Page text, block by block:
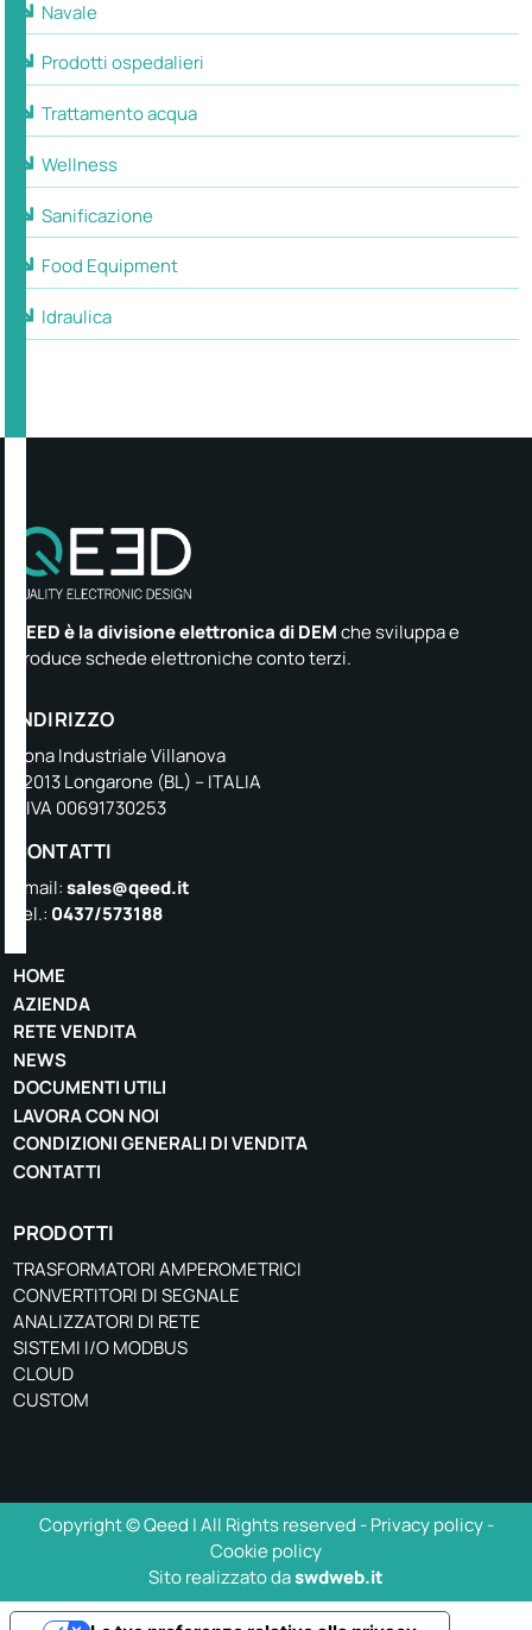
Navale
Prodotti ospedalieri
Trattamento acqua
Wellness
Sanificazione
Food Equipment
Idraulica
QEED è la divisione elettronica di DEMche sviluppa e
produce schede elettroniche conto terzi.
INDIRIZZO
Zona Industriale Villanova
32013 Longarone (BL) – ITALIA
P.IVA 00691730253
CONTATTI
Email:sales@qeed.it
Tel.: 0437/573188
HOME
AZIENDA
RETE VENDITA
NEWS
DOCUMENTI UTILI
LAVORA CON NOI
CONDIZIONI GENERALI DI VENDITA
CONTATTI
PRODOTTI
TRASFORMATORI AMPEROMETRICI
CONVERTITORI DI SEGNALE
ANALIZZATORI DI RETE
SISTEMI I/O MODBUS
CLOUD
CUSTOM
Copyright © Qeed | All Rights reserved -Privacy policy-
Cookie policy
Sito realizzato daswdweb.it